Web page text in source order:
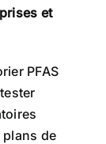
et
PFAS
de